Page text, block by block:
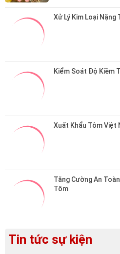
Xử Lý Kim Loại
Kiểm Soát Độ Kiềm
Xuất Khẩu Tôm Việt
Tăng Cường An
Tôm
Tin tức sự kiện